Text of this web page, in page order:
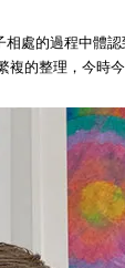
處的過程中
的整理，今時